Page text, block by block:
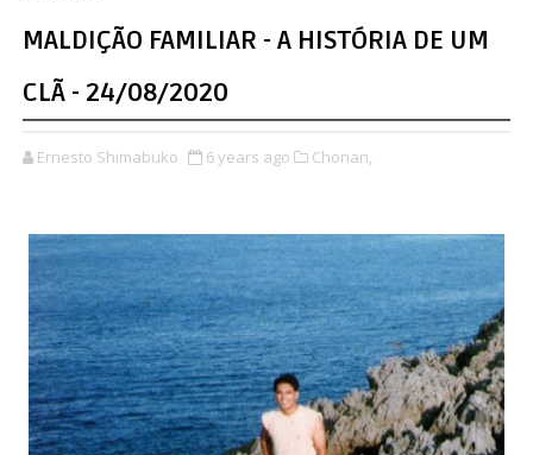
MALDIÇÃO FAMILIAR - A HISTÓRIA DE UM
CLÃ - 24/08/2020
Ernesto Shimabuko 6 years ago Chonan,